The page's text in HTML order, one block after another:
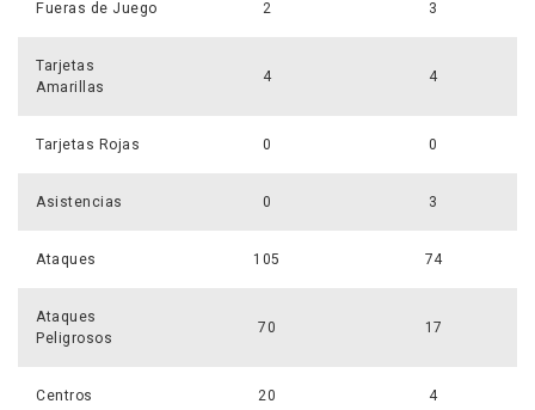
Fueras de Juego 2 3
Tarjetas
Amarillas
4 4
Tarjetas Rojas 0 0
Asistencias 0 3
Ataques 105 74
Ataques
Peligrosos
70 17
Centros 20 4